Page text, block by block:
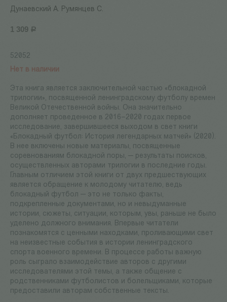
Дунаевский А. Румянцев С.
1 309 Р
52052
Нет в наличии
Эта книга является заключительной частью «блокадной
трилогии», посвященной ленинградскому футболу времен
Великой Отечественной войны. Она значительно
дополняет проведенное в 2016–2020 годах первое
исследование, завершившееся выходом в свет книги
«Блокадный футбол: История легендарных матчей» (2020).
В нее включены новые материалы, посвященные
соревнованиям блокадной поры, — результаты поисков,
осуществленных авторами трилогии в последние годы.
Главным отличием этой книги от двух предшествующих
является обращение к молодому читателю, ведь
блокадный футбол — это не только факты,
подкрепленные документами, но и невыдуманные
истории, сюжеты, ситуации, которым, увы, раньше не было
уделено должного внимания. Впервые читатели
познакомятся с ценными находками, проливающими свет
на неизвестные события в истории ленинградского
спорта военного времени. В процессе работы важную
роль сыграло взаимодействие авторов с другими
исследователями этой темы, а также общение с
родственниками футболистов и болельщиками, которые
предоставили авторам собственные тексты.